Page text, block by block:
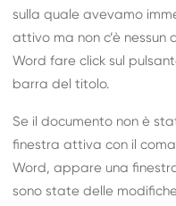
sulla quale avevamo
attivo ma non c’è nessun
Word fare click sul
barra del titolo.
Se il documento non è
finestra attiva con il
Word, appare una
sono state delle